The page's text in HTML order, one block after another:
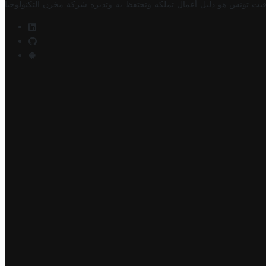
تونس هو دليل أعمال تملكه وتحتفظ به وتديره شركة مخزن التكنولوجيا